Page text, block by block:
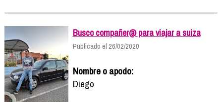
Busco compañer@ para viajar a suiza
Publicado el 26/02/2020
Nombre o apodo:
Diego